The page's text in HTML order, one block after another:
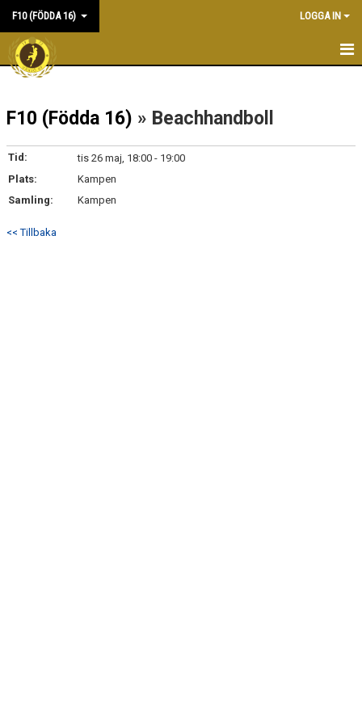
F10 (FÖDDA 16) LOGGA IN
HEM
NYHETER
KALENDER
MATCHER
F10 (Födda 16) » Beachhandboll
Tid:
tis 26 maj, 18:00 - 19:00
Plats:
Kampen
Samling:
Kampen
<< Tillbaka